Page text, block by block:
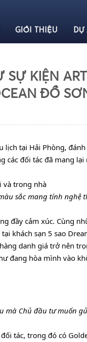
GIỚI THIỆU DỰ
SỰ KIỆN
ĐỒ
lịch tại Hải Phòng,
các đối tác đã mang
sắc mang tính
đầy cảm xúc. Cùng
khách sạn 5 sao
danh giá trở nên
đang hòa mình vào
mà Chủ đầu tư muốn
tác, trong đó có